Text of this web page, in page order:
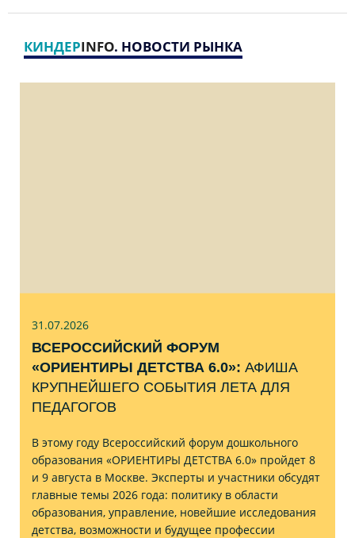
КИНДЕРINFO. НОВОСТИ РЫНКА
31.07.2026
ВСЕРОССИЙСКИЙ ФОРУМ
«ОРИЕНТИРЫ ДЕТСТВА 6.0»: АФИША
КРУПНЕЙШЕГО СОБЫТИЯ ЛЕТА ДЛЯ
ПЕДАГОГОВ
В этому году Всероссийский форум дошкольного
образования «ОРИЕНТИРЫ ДЕТСТВА 6.0» пройдет 8
и 9 августа в Москве. Эксперты и участники обсудят
главные темы 2026 года: политику в области
образования, управление, новейшие исследования
детства, возможности и будущее профессии